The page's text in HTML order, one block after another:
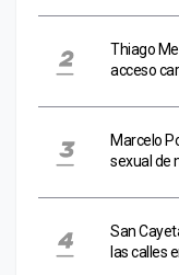
Thiago
acceso
Marcelo
sexual de
San
las calles